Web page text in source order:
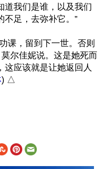
道我们是谁，以及我们
不足，去弥补它。”
课，留到下一世。否则
尔佳妮说。这是她死而
这应该就是让她返回人
) △